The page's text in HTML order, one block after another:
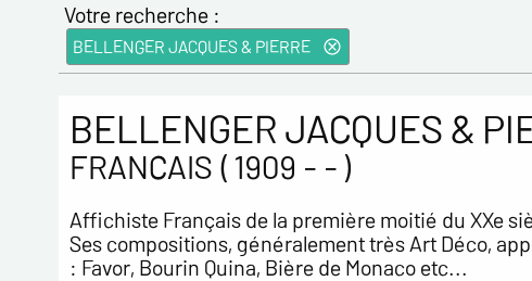
Votre recherche :
BELLENGER JACQUES & PIERRE
BELLENGER JACQUES &
FRANCAIS ( 1909 - - )
Affichiste Français de la première moitié du XXe
Ses compositions, généralement très Art Déco,
: Favor, Bourin Quina, Bière de Monaco etc...